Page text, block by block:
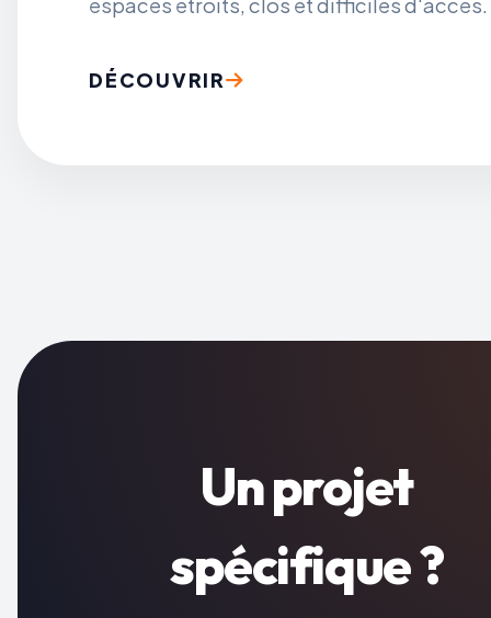
DÉCOUVRIR
Un projet
spécifique ?